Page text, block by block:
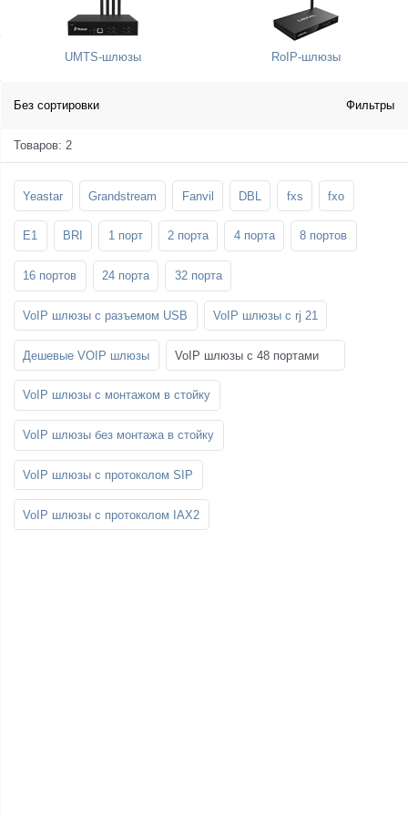
UMTS-шлюзы RoIP-шлюзы
Без сортировки Фильтры
Товаров: 2
Yeastar Grandstream Fanvil DBL fxs fxo
E1 BRI 1 порт 2 порта 4 порта 8 портов
16 портов 24 порта 32 порта
VoIP шлюзы с разъемом USB VoIP шлюзы с rj 21
Дешевые VOIP шлюзы VoIP шлюзы с 48 портами
VoIP шлюзы с монтажом в стойку
VoIP шлюзы без монтажа в стойку
VoIP шлюзы с протоколом SIP
VoIP шлюзы с протоколом IAX2
Стойки и крепления для панелей и
телевизоров
Шахтные телефоны
SFP-модули
3G/4G LTE и ADSL модемы
Мобильные телефоны